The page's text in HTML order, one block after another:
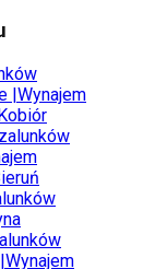
Wynajem
Kobiór
Wynajem